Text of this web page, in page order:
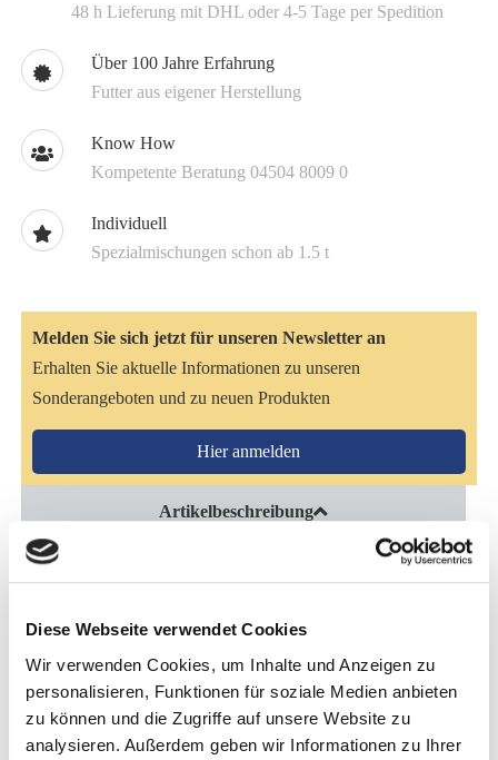
Diese Webseite verwendet Cookies
Wir verwenden Cookies, um Inhalte und Anzeigen zu
personalisieren, Funktionen für soziale Medien anbieten
zu können und die Zugriffe auf unsere Website zu
analysieren. Außerdem geben wir Informationen zu Ihrer
48 h Lieferung mit DHL oder 4-5 Tage per Spedition
Über 100 Jahre Erfahrung
Futter aus eigener Herstellung
Know How
Kompetente Beratung 04504 8009 0
Individuell
Spezialmischungen schon ab 1.5 t
Melden Sie sich jetzt für unseren Newsletter an
Erhalten Sie aktuelle Informationen zu unseren
Sonderangeboten und zu neuen Produkten
Hier anmelden
Artikelbeschreibung
Original Heu Cobs
gemäht und sofort in einem schonenden Warm­luft­verfahren
getrocknet. An­schließ­end wird das Trocken­gut unter Bei­
behalt­ung pferde­gerechter Rau­futter­struktur in Cobs von 15